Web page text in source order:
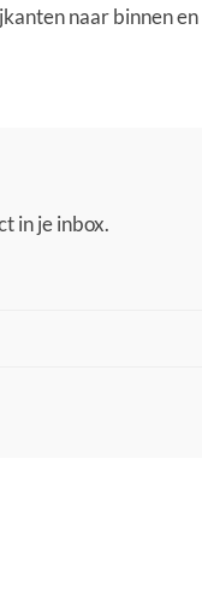
naar binnen
in je inbox.